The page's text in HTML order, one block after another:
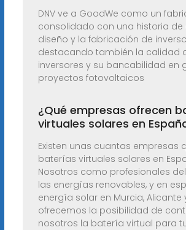
DNV ve a GoodWe como un
consolidado con una historia de
diseño y la fabricación de
destacando también la calidad
inversores y su bancabilidad en
proyectos fotovoltaicos
¿Qué empresas ofrecen
virtuales solares en
Existen unas cuantas empresas
baterías virtuales solares en
Nosotros como profesionales
las energías renovables, y en
energía solar en Murcia, Alicante
ofrecemos la posibilidad de
nosotros la batería virtual para